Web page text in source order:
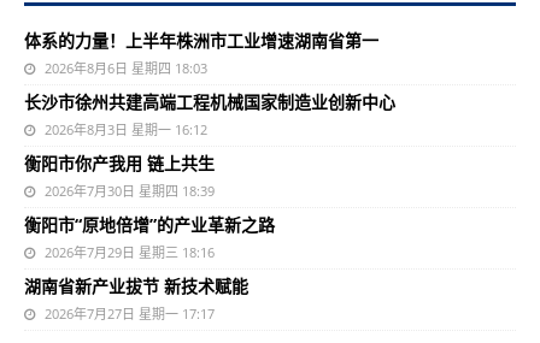
体系的力量！上半年株洲市工业增速湖南省第一
2026年8月6日 星期四 18:03
长沙市徐州共建高端工程机械国家制造业创新中心
2026年8月3日 星期一 16:12
衡阳市你产我用 链上共生
2026年7月30日 星期四 18:39
衡阳市“原地倍增”的产业革新之路
2026年7月29日 星期三 18:16
湖南省新产业拔节 新技术赋能
2026年7月27日 星期一 17:17